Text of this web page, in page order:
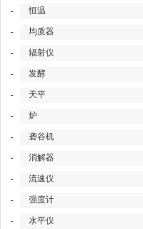
- 恒温
- 均质器
- 辐射仪
- 发酵
- 天平
- 炉
- 砻谷机
- 消解器
- 流速仪
- 强度计
- 水平仪